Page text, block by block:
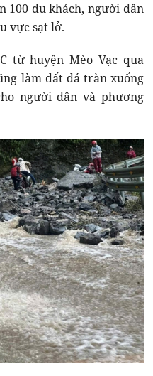
100 du khách, người dân
vực sạt lở.
từ huyện Mèo Vạc qua
làm đất đá tràn xuống
người dân và phương